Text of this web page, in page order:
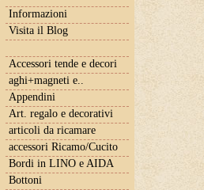
Informazioni
Visita il Blog
Accessori tende e decori
aghi+magneti e..
Appendini
Art. regalo e decorativi
articoli da ricamare
accessori Ricamo/Cucito
Bordi in LINO e AIDA
Bottoni